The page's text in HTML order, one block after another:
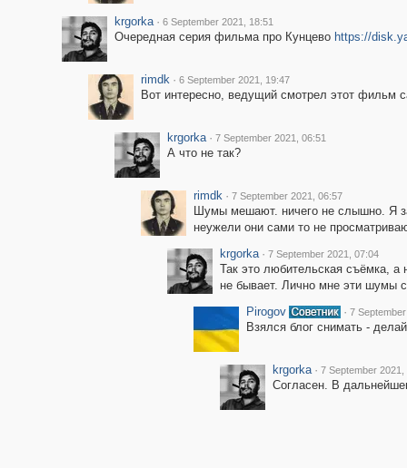
krgorka · 6 September 2021, 18:51
Очередная серия фильма про Кунцево https://
rimdk · 6 September 2021, 19:47
Вот интересно, ведущий смотрел этот фильм
krgorka · 7 September 2021, 06:51
А что не так?
rimdk · 7 September 2021, 06:57
Шумы мешают. ничего не слышно. Я
неужели они сами то не
krgorka · 7 September 2021, 07:04
Так это любительская съёмка,
не бывает. Лично мне эти шумы
Pirogov
· 7
Взялся блог снимать -
krgorka · 7 September 2021,
Согласен. В